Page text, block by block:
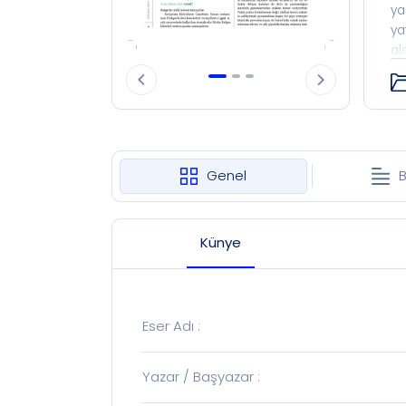
Genel
Künye
Eser Adı :
Yazar / Başyazar :